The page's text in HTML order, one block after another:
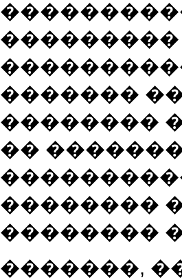
�������
��������
��
��������
��������
�������,